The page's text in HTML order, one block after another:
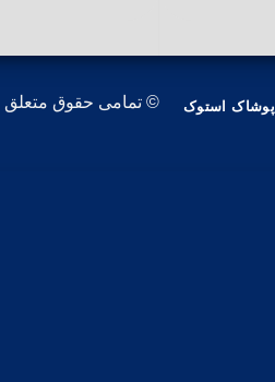
پوشاک استوک © تمامی حقوق متعلق